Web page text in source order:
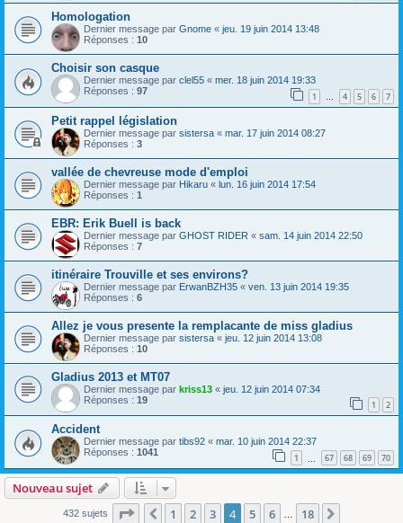
Homologation
Dernier message par Gnome « jeu. 19 juin 2014 13:48
Réponses : 10
Choisir son casque
Dernier message par clel55 « mer. 18 juin 2014 19:33
Réponses : 97 1 … 4 5 6 7
Petit rappel législation
Dernier message par sistersa « mar. 17 juin 2014 08:27
Réponses : 3
vallée de chevreuse mode d'emploi
Dernier message par Hikaru « lun. 16 juin 2014 17:54
Réponses : 1
EBR: Erik Buell is back
Dernier message par GHOST RIDER « sam. 14 juin 2014 22:50
Réponses : 7
itinéraire Trouville et ses environs?
Dernier message par ErwanBZH35 « ven. 13 juin 2014 19:35
Réponses : 6
Allez je vous presente la remplacante de miss gladius
Dernier message par sistersa « jeu. 12 juin 2014 13:08
Réponses : 10
Gladius 2013 et MT07
Dernier message par kriss13 « jeu. 12 juin 2014 07:34
Réponses : 19 1 2
Accident
Dernier message par tibs92 « mar. 10 juin 2014 22:37
Réponses : 1041 1 67 68 69 70
Nouveau sujet
432 sujets Page sur18
Précédente
1 2 3 4 5 6 18